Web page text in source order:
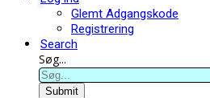
Glemt Adgangskode
Registrering
Search
Søg...
Submit